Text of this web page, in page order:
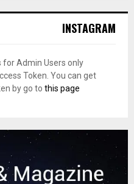
INSTAGRAM
Admin Users only:
Token. You can get
by go to this page